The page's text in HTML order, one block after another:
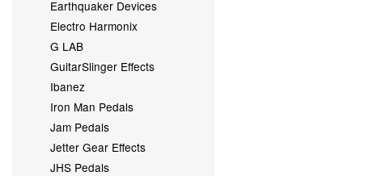
Earthquaker Devices
Electro Harmonix
G LAB
GuitarSlinger Effects
Ibanez
Iron Man Pedals
Jam Pedals
Jetter Gear Effects
JHS Pedals